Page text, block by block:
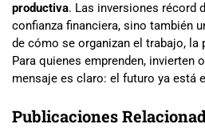
productiva. Las inversiones récord
confianza financiera, sino también
de cómo se organizan el trabajo,
Para quienes emprenden, invierten
mensaje es claro: el futuro ya está
Publicaciones